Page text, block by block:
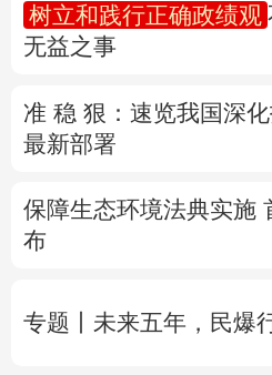
新疆 内蒙古
多语种频道
树立和践行正确政绩观
无益之事
准 稳 狠：速览我国深
最新部署
保障生态环境法典实施
布
专题丨 未来五年，民爆